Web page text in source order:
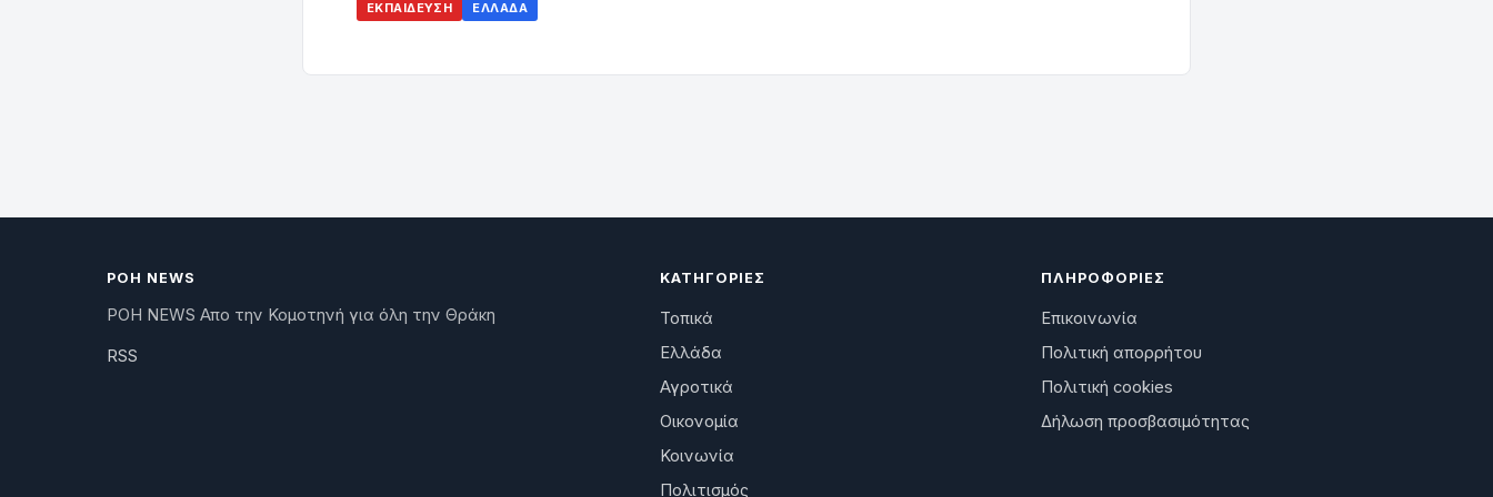
ΕΚΠΑΊΔΕΥΣΗ ΕΛΛΆΔΑ
ΡΟΗ NEWS
ΡΟΗ NEWS Απο την Κομοτηνή για όλη την Θράκη
RSS
ΚΑΤΗΓΟΡΊΕΣ
Τοπικά
Ελλάδα
Αγροτικά
Οικονομία
Κοινωνία
Πολιτισμός
ΠΛΗΡΟΦΟΡΊΕΣ
Επικοινωνία
Πολιτική απορρήτου
Πολιτική cookies
Δήλωση προσβασιμότητας